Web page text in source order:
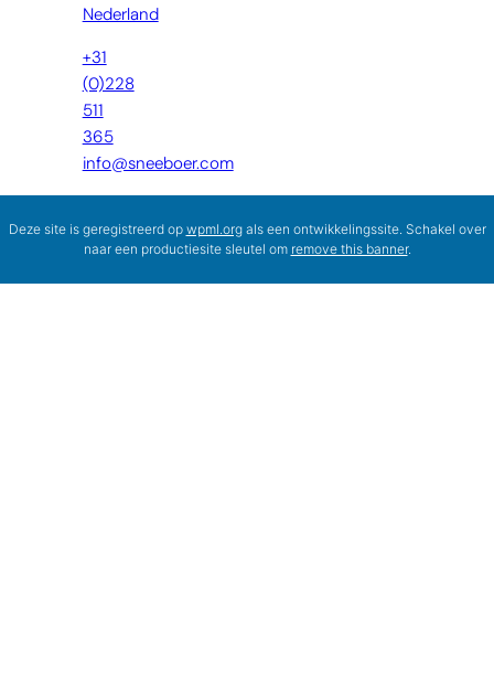
Nederland
+31
(0)228
511
365
info@sneeboer.com
Deze site is geregistreerd op wpml.orgals een ontwikkelingssite. Schakel over
naar een productiesite sleutel om remove this banner.